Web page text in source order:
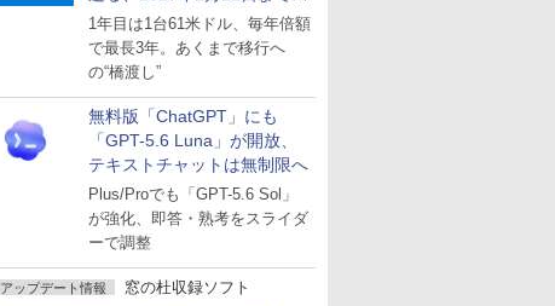
～ESUは9月1日から販売
1年目は1台61米ドル、毎年倍額
で最長3年。あくまで移行へ
の“橋渡し”
無料版「ChatGPT」にも
「GPT-5.6 Luna」が開放、
テキストチャットは無制限へ
Plus/Proでも「GPT-5.6 Sol」
が強化、即答・熟考をスライダ
ーで調整
アップデート情報 窓の杜収録ソフト